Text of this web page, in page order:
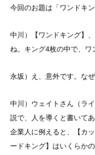
今回のお題は「ワンドキン
中川）【ワンドキング】
ね。キング4枚の中で、ワ
永坂）え、意外です。な
中川）ウェイトさん（ラ
説で、人を導くと書いて
企業人に例えると、【カ
ードキング】はいくらか